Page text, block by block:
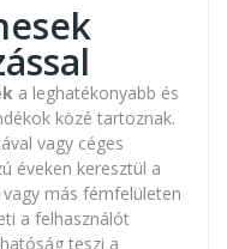
a leghatékonyabb és
közé tartoznak.
vagy céges
éveken keresztül a
más fémfelületen
a felhasználót
teszi a